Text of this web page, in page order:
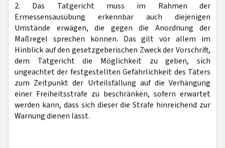
2. Das Tatgericht muss im Rahmen der
Ermessensausübung erkennbar auch diejenigen
Umstände erwägen, die gegen die Anordnung der
Maßregel sprechen können. Das gilt vor allem im
Hinblick auf den gesetzgeberischen Zweck der Vorschrift,
dem Tatgericht die Möglichkeit zu geben, sich
ungeachtet der festgestellten Gefährlichkeit des Täters
zum Zeitpunkt der Urteilsfällung auf die Verhängung
einer Freiheitsstrafe zu beschränken, sofern erwartet
werden kann, dass sich dieser die Strafe hinreichend zur
Warnung dienen lässt.